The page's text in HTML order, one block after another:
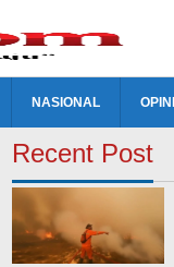
NASIONAL OPINI
Recent Post